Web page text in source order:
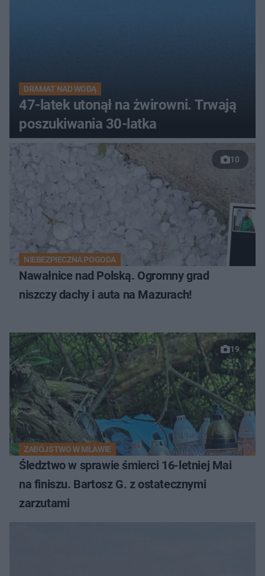
DRAMAT NAD WODĄ
47-latek utonął na żwirowni. Trwają
poszukiwania 30-latka
10
NIEBEZPIECZNA POGODA
Nawałnice nad Polską. Ogromny grad
niszczy dachy i auta na Mazurach!
19
ZABÓJSTWO W MŁAWIE
Śledztwo w sprawie śmierci 16-letniej Mai
na finiszu. Bartosz G. z ostatecznymi
zarzutami